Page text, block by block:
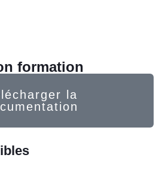
formation
la